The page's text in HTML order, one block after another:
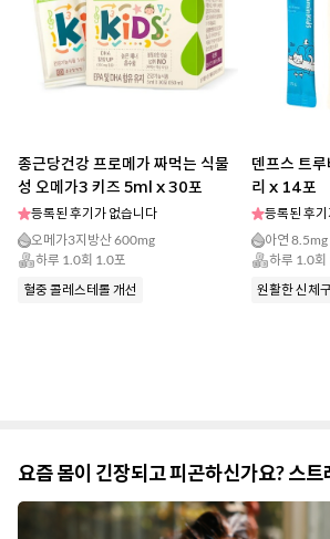
종근당건강 프로메가 짜먹는 식물
성 오메가3 키즈 5ml x 30포
등록된 후기가 없습니다
오메가3지방산 600mg
하루 1.0회 1.0포
혈중 콜레스테롤 개선
덴프스 트
리 x 14포
등록된 후
아연 8.5mg
하루 1.0회
원활한 신체
요즘 몸이 긴장되고 피곤하신가요? 스